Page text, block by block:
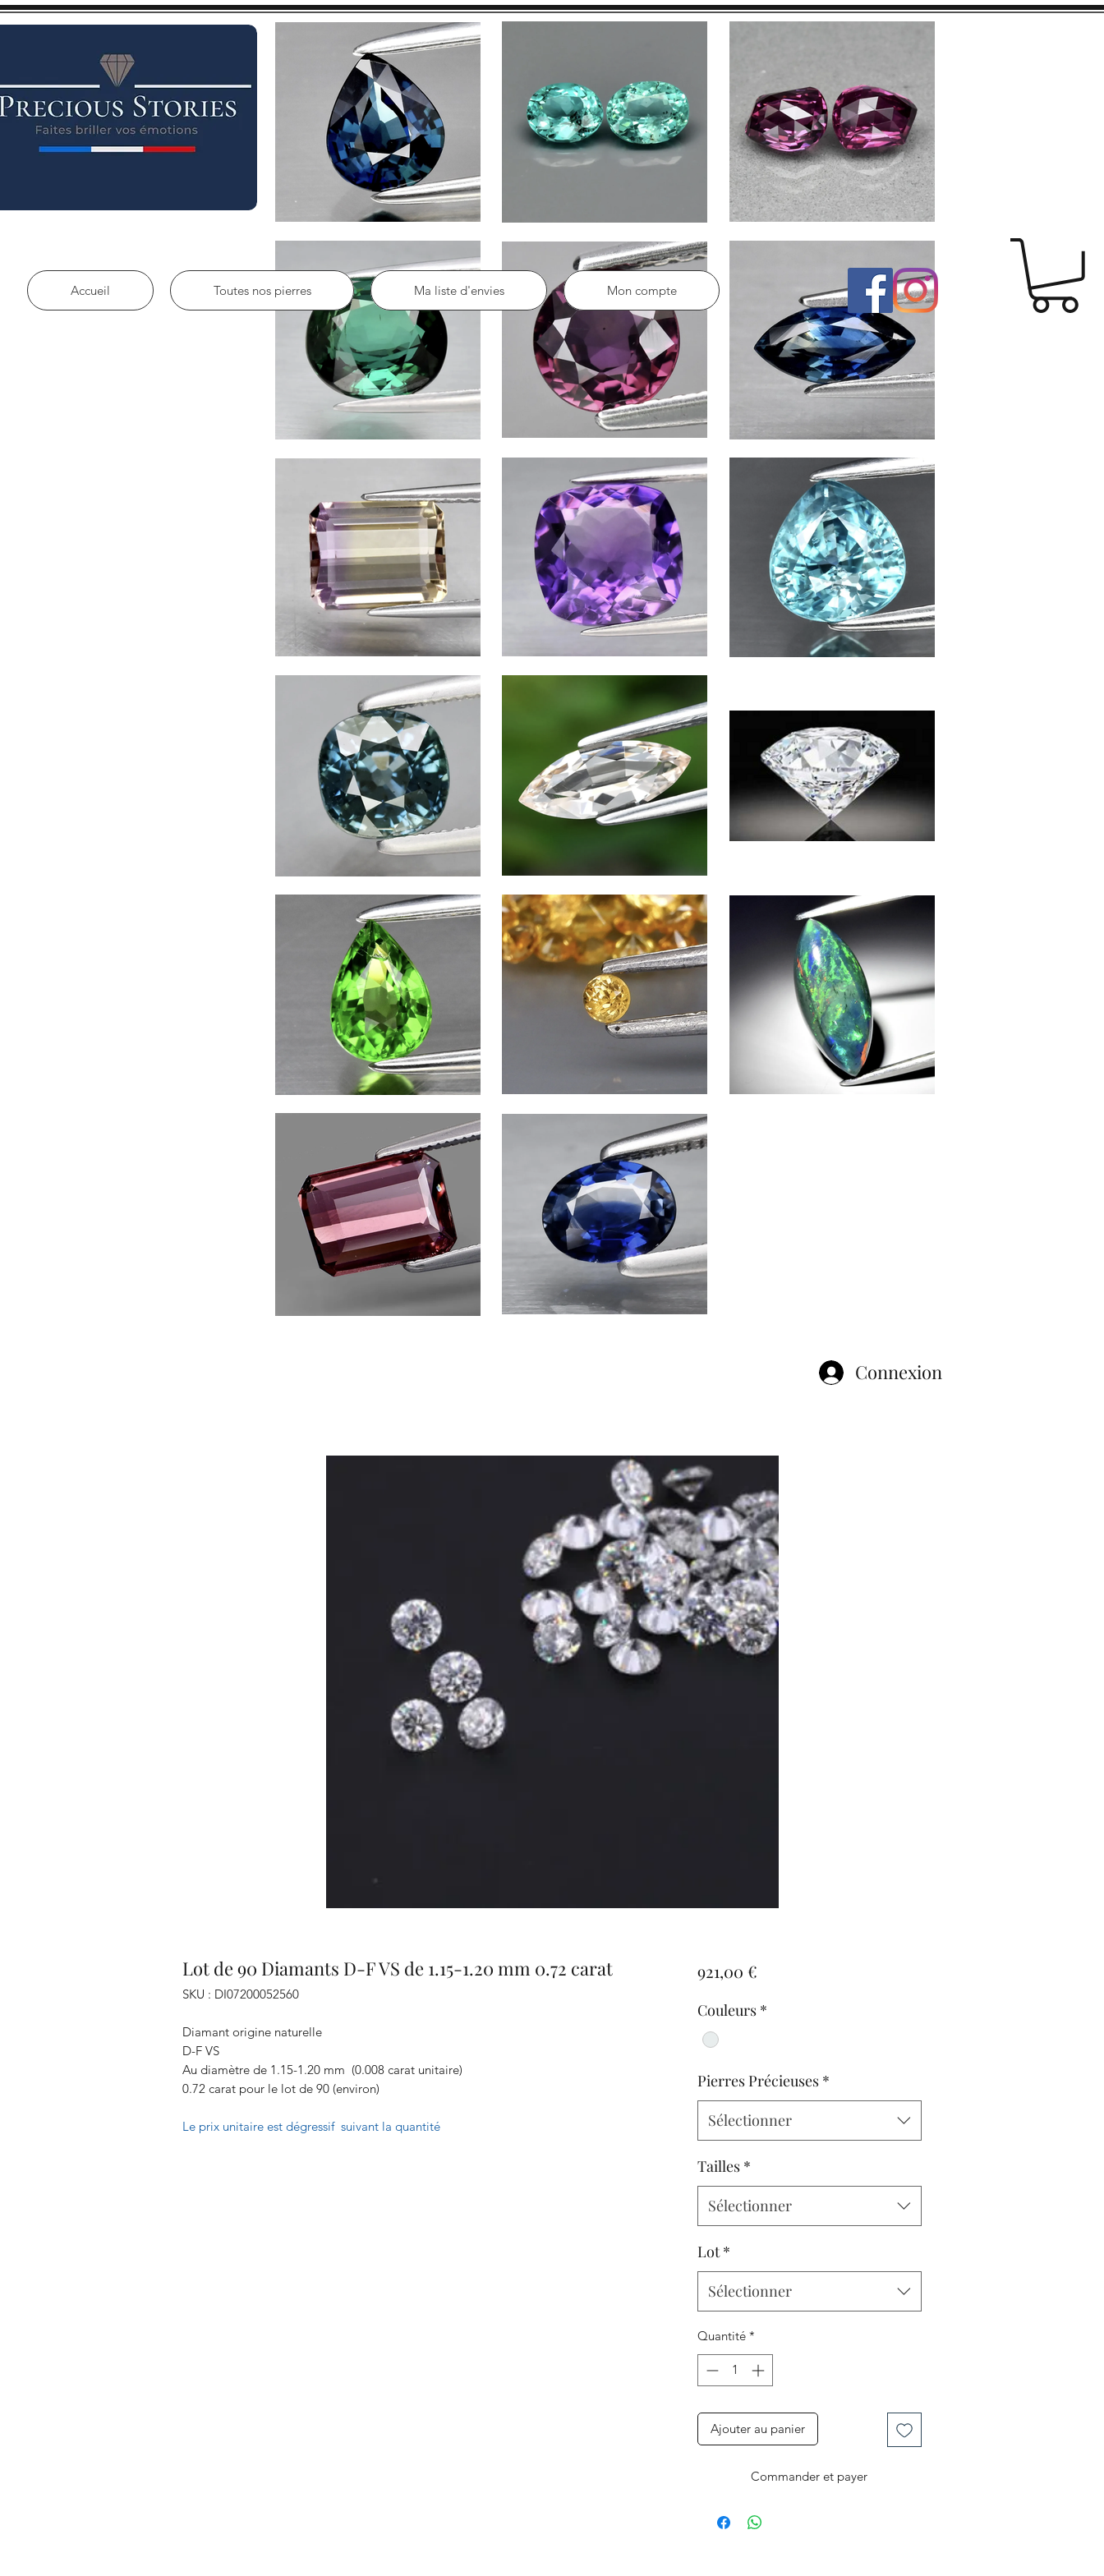
Accueil Toutes nos pierres Ma liste d'envies Mon compte
Lot de 90 Diamants D-F VS de 1.15-1.20 mm 0.72 carat
SKU : DI07200052560
Diamant origine naturelle
D-F VS
Au diamètre de 1.15-1.20 mm (0.008 carat unitaire)
0.72 carat pour le lot de 90 (environ)
Le prix unitaire est dégressif suivant la quantité
921,00 €Prix
Couleurs *
Pierres Précieuses *
Sélectionner
Tailles *
Sélectionner
Lot *
Sélectionner
Quantité *
Ajouter au panier
Commander et payer
Connexion